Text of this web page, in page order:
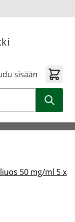
sisään
liuos 50 mg/ml 5 x